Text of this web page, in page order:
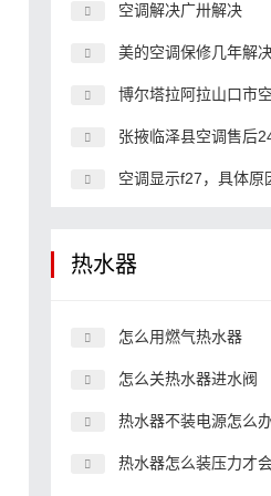
空调解决广卅解决
美的空调保修几年解
博尔塔拉阿拉山口市空调售后24小时
张掖临泽县空调售后24小时服务
空调显示f27，具体原
热水器
怎么用燃气热水器
怎么关热水器进水阀
热水器不装电源怎么
热水器怎么装压力才